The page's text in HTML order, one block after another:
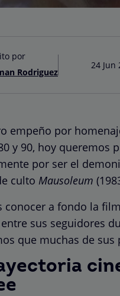
por
Rodriguez
24 Jun
empeño por
y 90, hoy queremos
por ser el
culto Mausoleum
conocer a fondo la
sus seguidores
que muchas de